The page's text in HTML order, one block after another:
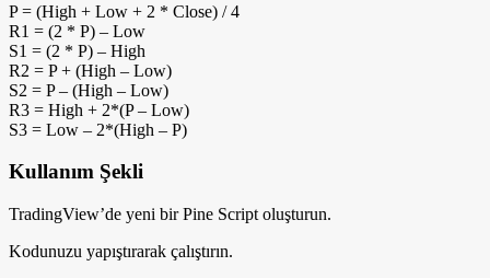
P = (High + Low + 2 * Close) / 4
R1 = (2 * P) – Low
S1 = (2 * P) – High
R2 = P + (High – Low)
S2 = P – (High – Low)
R3 = High + 2*(P – Low)
S3 = Low – 2*(High – P)
Kullanım Şekli
TradingView’de yeni bir Pine Script oluşturun.
Kodunuzu yapıştırarak çalıştırın.